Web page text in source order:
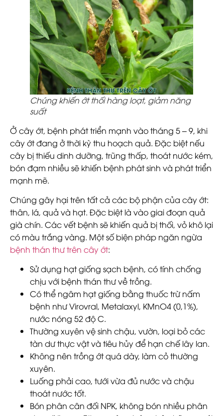
Chúng khiến ớt thối hàng loạt, giảm năng
suất
Ở cây ớt, bệnh phát triển mạnh vào tháng 5 – 9, khi
cây ớt đang ở thời kỳ thu hoạch quả. Đặc biệt nếu
cây bị thiếu dinh dưỡng, trũng thấp, thoát nước kém,
bón đạm nhiều sẽ khiến bệnh phát sinh và phát triển
mạnh mẽ.
Chúng gây hại trên tất cả các bộ phận của cây ớt:
thân, lá, quả và hạt. Đặc biệt là vào giai đoạn quả
già chín. Các vết bệnh sẽ khiến quả bị thối, vỏ khô lại
có màu trắng vàng. Một số biện pháp ngăn ngừa
bệnh thán thư trên cây ớt:
Sử dụng hạt giống sạch bệnh, có tính chống
chịu với bệnh thán thư về trồng.
Có thể ngâm hạt giống bằng thuốc trừ nấm
bệnh như Virovral, Metalaxyl, KMnO4 (0,1%),
nước nóng 52 độ C.
Thường xuyên vệ sinh chậu, vườn, loại bỏ các
tàn dư thực vật và tiêu hủy để hạn chế lây lan.
Không nên trồng ớt quá dày, làm cỏ thường
xuyên.
Luống phải cao, tưới vừa đủ nước và chậu
thoát nước tốt.
Bón phân cân đối NPK, không bón nhiều phân